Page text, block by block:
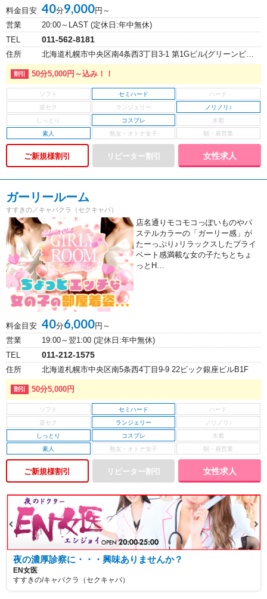
料金目安 40分9,000円～
営業
20:00～LAST (定休日:年中無休)
TEL
011-562-8181
住所
50分5,000円～込み！！
セミハード
ノリノリ♪
コスプレ
素人
ご新規様割引 女性求人
ガーリールーム
すすきの／キャバクラ（セクキャバ）
店名通りモコモコっぽいものやパ
ステルカラーの「ガーリー感」が
たーっぷり♪リラックスしたプライ
ベート感満載な女の子たちとちょ
っとH…
料金目安 40分6,000円～
営業
19:00～翌1:00 (定休日:年中無休)
TEL
011-212-1575
住所 北海道札幌市中央区南5条西4丁目9-9 22ビック銀座ビルB1F
50分5,000円
セミハード
ランジェリー
しっとり
コスプレ
素人
ご新規様割引 女性求人
夜の濃厚診察に・・・興味ありませんか？
EN女医
すすきの/キャバクラ（セクキャバ）